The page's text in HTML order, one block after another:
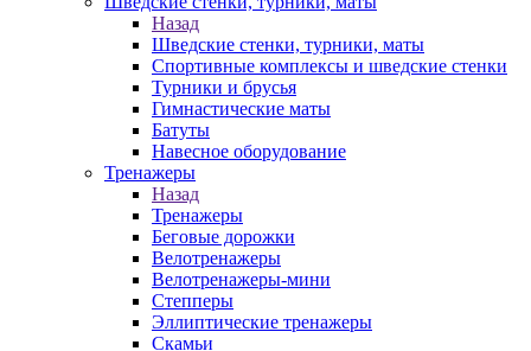
Назад
Шведские стенки, турники, маты
Спортивные комплексы и шведские стенки
Турники и брусья
Гимнастические маты
Батуты
Навесное оборудование
Тренажеры
Назад
Тренажеры
Беговые дорожки
Велотренажеры
Велотренажеры-мини
Степперы
Эллиптические тренажеры
Скамьи